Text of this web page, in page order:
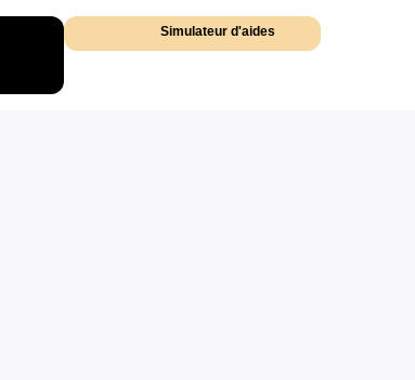
Simulateur d'aides